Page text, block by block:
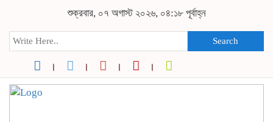
শুক্রবার, ০৭ অগাস্ট ২০২৬, ০৪:১৮ পূর্বাহ্ন
Search